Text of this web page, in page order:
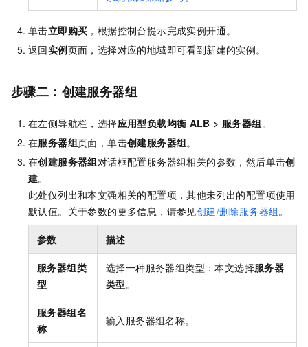
单击立即购买 ，根据控制台提示完成实例开通。
返回实例页面，选择对应的地域即可看到新建的实例。
步骤二：创建服务器组
在左侧导航栏，选择应用型负载均衡 ALB > 服务器组。
在服务器组页面，单击创建服务器组。
在创建服务器组对话框配置服务器组相关的参数，然后单击创
建。
此处仅列出和本文强相关的配置项，其他未列出的配置项使用
默认值。关于参数的更多信息，请参见创建/删除服务器组。
参数 描述
服务器组类
型
选择一种服务器组类型：本文选择服务器
类型。
服务器组名
称
输入服务器组名称。